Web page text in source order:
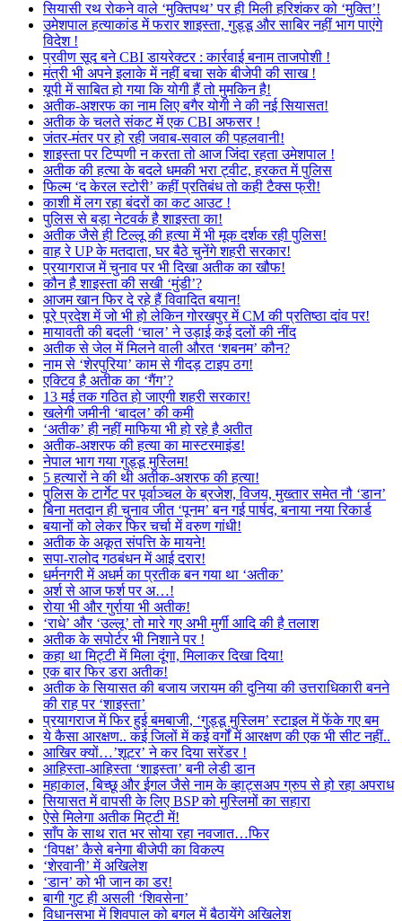
सियासी रथ रोकने वाले ‘मुक्तिपथ’ पर ही मिली हरिशंकर को ‘मुक्ति’!
उमेशपाल हत्याकांड में फरार शाइस्ता, गुड्डू और साबिर नहीं भाग पाएंगे
विदेश !
प्रवीण सूद बने CBI डायरेक्टर : कार्रवाई बनाम ताजपोशी !
मंत्री भी अपने इलाके में नहीं बचा सके बीजेपी की साख !
यूपी में साबित हो गया कि योगी हैं तो मुमकिन है!
अतीक-अशरफ का नाम लिए बगैर योगी ने की नई सियासत!
अतीक के चलते संकट में एक CBI अफसर !
जंतर-मंतर पर हो रही जवाब-सवाल की पहलवानी!
शाइस्ता पर टिप्पणी न करता तो आज जिंदा रहता उमेशपाल !
अतीक की हत्या के बदले धमकी भरा ट्वीट, हरकत में पुलिस
फिल्म ‘द केरल स्टोरी’ कहीं प्रतिबंध तो कही टैक्स फ्री!
काशी में लग रहा बंदरों का कट आउट !
पुलिस से बड़ा नेटवर्क है शाइस्ता का!
अतीक जैसे ही टिल्लू की हत्या में भी मूक दर्शक रही पुलिस!
वाह रे UP के मतदाता, घर बैठे चुनेंगे शहरी सरकार!
प्रयागराज में चुनाव पर भी दिखा अतीक का खौफ!
कौन है शाइस्ता की सखी ‘मुंडी’?
आजम खान फिर दे रहे हैं विवादित बयान!
पूरे प्रदेश में जो भी हो लेकिन गोरखपुर में CM की प्रतिष्ठा दांव पर!
मायावती की बदली ‘चाल’ ने उड़ाई कई दलों की नींद
अतीक से जेल में मिलने वाली औरत ‘शबनम’ कौन?
नाम से ‘शेरपुरिया’ काम से गीदड़ टाइप ठग!
एक्टिव है अतीक का ‘गैंग’?
13 मई तक गठित हो जाएगी शहरी सरकार!
खलेगी जमीनी ‘बादल’ की कमी
‘अतीक’ ही नहीं माफिया भी हो रहे है अतीत
अतीक-अशरफ की हत्या का मास्टरमाइंड!
नेपाल भाग गया गुड्डू मुस्लिम!
5 हत्यारों ने की थी अतीक-अशरफ की हत्या!
पुलिस के टार्गेट पर पूर्वाञ्चल के ब्रजेश, विजय, मुख्तार समेत नौ ‘डान’
बिना मतदान ही चुनाव जीत ‘पूनम’ बन गई पार्षद, बनाया नया रिकार्ड
बयानों को लेकर फिर चर्चा में वरुण गांधी!
अतीक के अकूत संपत्ति के मायने!
सपा-रालोद गठबंधन में आई दरार!
धर्मनगरी में अधर्म का प्रतीक बन गया था ‘अतीक’
अर्श से आज फर्श पर अ…!
रोया भी और गुर्राया भी अतीक!
‘राधे’ और ‘उल्लू’ तो मारे गए अभी मुर्गी आदि की है तलाश
अतीक के सपोर्टर भी निशाने पर !
कहा था मिट्टी में मिला दूंगा, मिलाकर दिखा दिया!
एक बार फिर डरा अतीक!
अतीक के सियासत की बजाय जरायम की दुनिया की उत्तराधिकारी बनने
की राह पर ‘शाइस्ता’
प्रयागराज में फिर हुई बमबाजी, ‘गुड्डू मुस्लिम’ स्टाइल में फेंके गए बम
ये कैसा आरक्षण.. कई जिलों में कई वर्गों में आरक्षण की एक भी सीट नहीं..
आखिर क्यों…’शूटर’ ने कर दिया सरेंडर !
आहिस्ता-आहिस्ता ‘शाइस्ता’ बनी लेडी डान
महाकाल, बिच्छू और ईगल जैसे नाम के व्हाट्सअप ग्रुप से हो रहा अपराध
सियासत में वापसी के लिए BSP को मुस्लिमों का सहारा
ऐसे मिलेगा अतीक मिट्टी में!
साँप के साथ रात भर सोया रहा नवजात…फिर
‘विपक्ष’ कैसे बनेगा बीजेपी का विकल्प
‘शेरवानी’ में अखिलेश
‘डान’ को भी जान का डर!
बागी गुट ही असली ‘शिवसेना’
विधानसभा में शिवपाल को बगल में बैठायेंगे अखिलेश